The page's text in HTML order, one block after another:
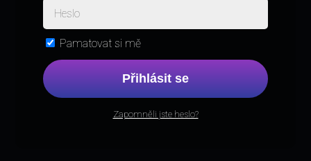
Pamatovat si mě
Přihlásit se
Zapomněli jste heslo?